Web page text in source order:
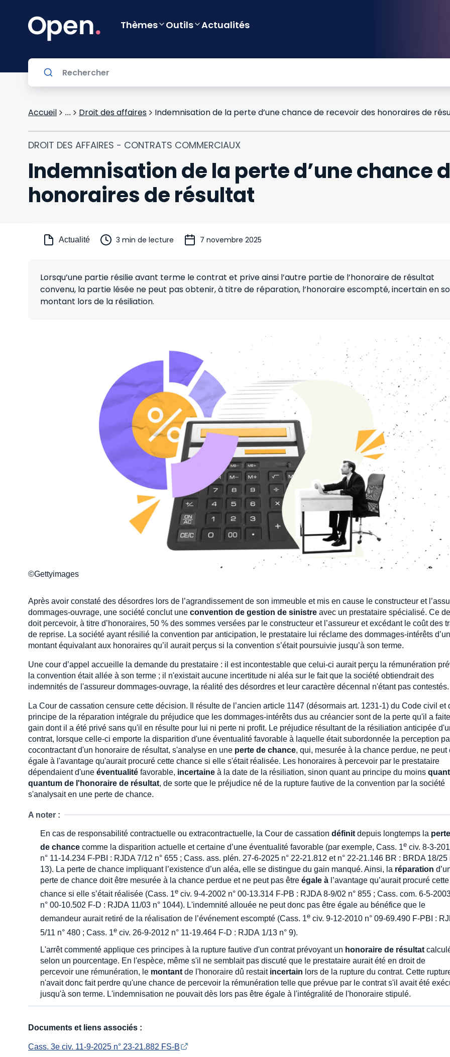
Thèmes Outils Actualités
Accueil ... Droit des affaires Indemnisation de la perte d’une chance de recevoir des honoraires de
DROIT DES AFFAIRES - CONTRATS COMMERCIAUX
Indemnisation de la perte d’une chance
honoraires de résultat
Actualité 3 min de lecture 7 novembre 2025
Lorsqu’une partie résilie avant terme le contrat et prive ainsi l’autre partie de l’honoraire de résultat
convenu, la partie lésée ne peut pas obtenir, à titre de réparation, l’honoraire escompté, incertain en
montant lors de la résiliation.
©Gettyimages
Après avoir constaté des désordres lors de l’agrandissement de son immeuble et mis en cause le constructeur et
dommages-ouvrage, une société conclut une convention de gestion de sinistre avec un prestataire spécialisé. Ce
doit percevoir, à titre d’honoraires, 50 % des sommes versées par le constructeur et l’assureur et excédant le coût des
de reprise. La société ayant résilié la convention par anticipation, le prestataire lui réclame des dommages-intérêts d’un
montant équivalant aux honoraires qu’il aurait perçus si la convention s’était poursuivie jusqu’à son terme.
Une cour d’appel accueille la demande du prestataire : il est incontestable que celui-ci aurait perçu la rémunération
la convention était allée à son terme ; il n'existait aucune incertitude ni aléa sur le fait que la société obtiendrait des
indemnités de l'assureur dommages-ouvrage, la réalité des désordres et leur caractère décennal n'étant pas contestés.
La Cour de cassation censure cette décision. Il résulte de l’ancien article 1147 (désormais art. 1231-1) du Code civil et
principe de la réparation intégrale du préjudice que les dommages-intérêts dus au créancier sont de la perte qu'il a
gain dont il a été privé sans qu'il en résulte pour lui ni perte ni profit. Le préjudice résultant de la résiliation anticipée
contrat, lorsque celle-ci emporte la disparition d'une éventualité favorable à laquelle était subordonnée la perception
cocontractant d'un honoraire de résultat, s'analyse en une perte de chance, qui, mesurée à la chance perdue, ne peut
égale à l'avantage qu'aurait procuré cette chance si elle s'était réalisée. Les honoraires à percevoir par le prestataire
dépendaient d'une éventualité favorable, incertaine à la date de la résiliation, sinon quant au principe du moins
quantum de l'honoraire de résultat, de sorte que le préjudice né de la rupture fautive de la convention par la société
s'analysait en une perte de chance.
A noter :
En cas de responsabilité contractuelle ou extracontractuelle, la Cour de cassation définit depuis longtemps la perte
de chance comme la disparition actuelle et certaine d’une éventualité favorable (par exemple, Cass. 1e civ. 8-3-
n° 11-14.234 F-PBI : RJDA 7/12 n° 655 ; Cass. ass. plén. 27-6-2025 n° 22-21.812 et n° 22-21.146 BR : BRDA 18/25
13). La perte de chance impliquant l’existence d’un aléa, elle se distingue du gain manqué. Ainsi, la réparation
perte de chance doit être mesurée à la chance perdue et ne peut pas être égale à l’avantage qu’aurait procuré cette
chance si elle s’était réalisée (Cass. 1e civ. 9-4-2002 n° 00-13.314 F-PB : RJDA 8-9/02 n° 855 ; Cass. com. 6-5-
n° 00-10.502 F-D : RJDA 11/03 n° 1044). L'indemnité allouée ne peut donc pas être égale au bénéfice que le
demandeur aurait retiré de la réalisation de l’événement escompté (Cass. 1e civ. 9-12-2010 n° 09-69.490 F-PBI :
5/11 n° 480 ; Cass. 1e civ. 26-9-2012 n° 11-19.464 F-D : RJDA 1/13 n° 9).
L'arrêt commenté applique ces principes à la rupture fautive d'un contrat prévoyant un honoraire de résultat
selon un pourcentage. En l'espèce, même s'il ne semblait pas discuté que le prestataire aurait été en droit de
percevoir une rémunération, le montant de l'honoraire dû restait incertain lors de la rupture du contrat. Cette
n'avait donc fait perdre qu'une chance de percevoir la rémunération telle que prévue par le contrat s'il avait été
jusqu'à son terme. L'indemnisation ne pouvait dès lors pas être égale à l'intégralité de l'honoraire stipulé.
Documents et liens associés :
Cass. 3e civ. 11-9-2025 n° 23-21.882 FS-B